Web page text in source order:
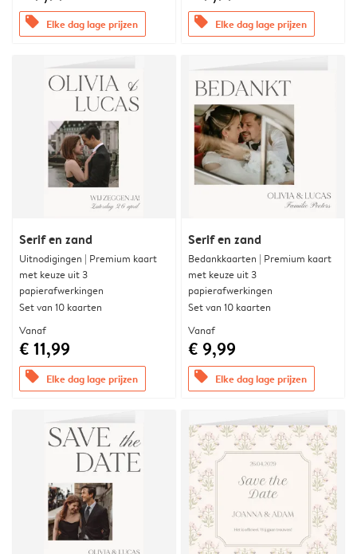
offers Elke dag lage prijzen offers Elke dag lage prijzen
Serif en zand
Uitnodigingen | Premium kaart
met keuze uit 3
papierafwerkingen
Set van 10 kaarten
Vanaf
€ 11,99
offers Elke dag lage prijzen
Serif en zand
Bedankkaarten | Premium kaart
met keuze uit 3
papierafwerkingen
Set van 10 kaarten
Vanaf
€ 9,99
offers Elke dag lage prijzen